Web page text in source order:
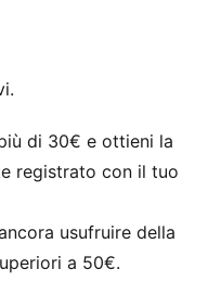
fedeltà sia sempre
tempo.
laterale
sulla tesa
di 30€ e ottieni la
registrato con il tuo
usufruire della
a 50€.